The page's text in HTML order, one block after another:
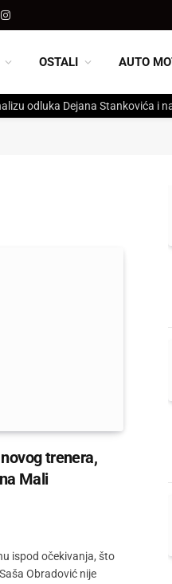
Instagram
OSTALI AUTO
odluka Dejana Stankovića i
trenera,
Mali
ispod očekivanja, što
Obradović nije